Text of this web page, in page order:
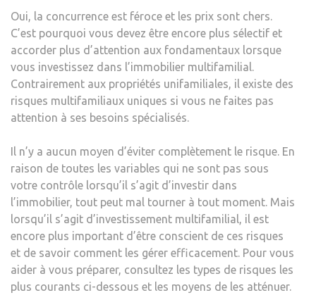
Oui, la concurrence est féroce et les prix sont chers.
C’est pourquoi vous devez être encore plus sélectif et
accorder plus d’attention aux fondamentaux lorsque
vous investissez dans l’immobilier multifamilial.
Contrairement aux propriétés unifamiliales, il existe des
risques multifamiliaux uniques si vous ne faites pas
attention à ses besoins spécialisés.
Il n’y a aucun moyen d’éviter complètement le risque. En
raison de toutes les variables qui ne sont pas sous
votre contrôle lorsqu’il s’agit d’investir dans
l’immobilier, tout peut mal tourner à tout moment. Mais
lorsqu’il s’agit d’investissement multifamilial, il est
encore plus important d’être conscient de ces risques
et de savoir comment les gérer efficacement. Pour vous
aider à vous préparer, consultez les types de risques les
plus courants ci-dessous et les moyens de les atténuer.